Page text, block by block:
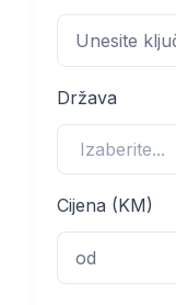
Država
Cijena (KM)